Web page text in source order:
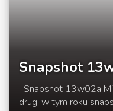
Snapshot
Snapshot 13w02a Minecraft Dziś
drugi w tym roku